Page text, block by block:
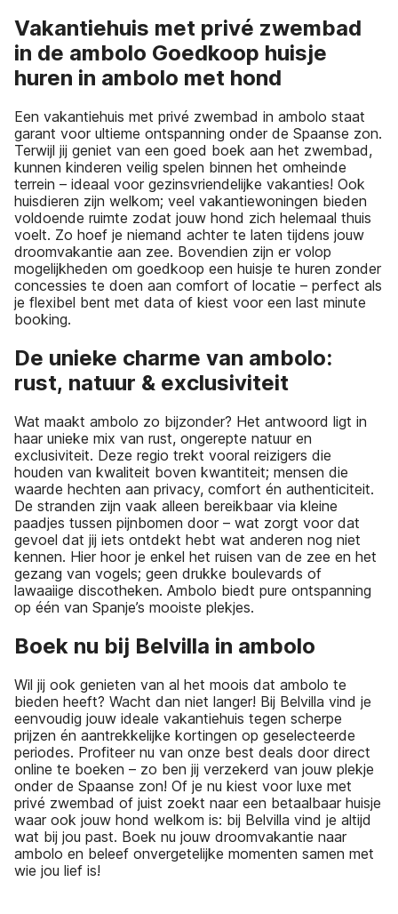
Vakantiehuis met privé zwembad
in de ambolo Goedkoop huisje
huren in ambolo met hond
Een vakantiehuis met privé zwembad in ambolo staat
garant voor ultieme ontspanning onder de Spaanse zon.
Terwijl jij geniet van een goed boek aan het zwembad,
kunnen kinderen veilig spelen binnen het omheinde
terrein – ideaal voor gezinsvriendelijke vakanties! Ook
huisdieren zijn welkom; veel vakantiewoningen bieden
voldoende ruimte zodat jouw hond zich helemaal thuis
voelt. Zo hoef je niemand achter te laten tijdens jouw
droomvakantie aan zee. Bovendien zijn er volop
mogelijkheden om goedkoop een huisje te huren zonder
concessies te doen aan comfort of locatie – perfect als
je flexibel bent met data of kiest voor een last minute
booking.
De unieke charme van ambolo:
rust, natuur & exclusiviteit
Wat maakt ambolo zo bijzonder? Het antwoord ligt in
haar unieke mix van rust, ongerepte natuur en
exclusiviteit. Deze regio trekt vooral reizigers die
houden van kwaliteit boven kwantiteit; mensen die
waarde hechten aan privacy, comfort én authenticiteit.
De stranden zijn vaak alleen bereikbaar via kleine
paadjes tussen pijnbomen door – wat zorgt voor dat
gevoel dat jij iets ontdekt hebt wat anderen nog niet
kennen. Hier hoor je enkel het ruisen van de zee en het
gezang van vogels; geen drukke boulevards of
lawaaiige discotheken. Ambolo biedt pure ontspanning
op één van Spanje’s mooiste plekjes.
Boek nu bij Belvilla in ambolo
Wil jij ook genieten van al het moois dat ambolo te
bieden heeft? Wacht dan niet langer! Bij Belvilla vind je
eenvoudig jouw ideale vakantiehuis tegen scherpe
prijzen én aantrekkelijke kortingen op geselecteerde
periodes. Profiteer nu van onze best deals door direct
online te boeken – zo ben jij verzekerd van jouw plekje
onder de Spaanse zon! Of je nu kiest voor luxe met
privé zwembad of juist zoekt naar een betaalbaar huisje
waar ook jouw hond welkom is: bij Belvilla vind je altijd
wat bij jou past. Boek nu jouw droomvakantie naar
ambolo en beleef onvergetelijke momenten samen met
wie jou lief is!